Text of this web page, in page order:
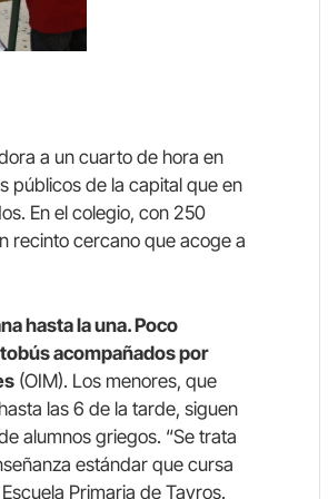
a un cuarto de hora en
públicos de la capital que en
En el colegio, con 250
recinto cercano que acoge a
hasta la una. Poco
acompañados por
(OIM). Los menores, que
las 6 de la tarde, siguen
alumnos griegos. “Se trata
estándar que cursa
Primaria de Tavros.